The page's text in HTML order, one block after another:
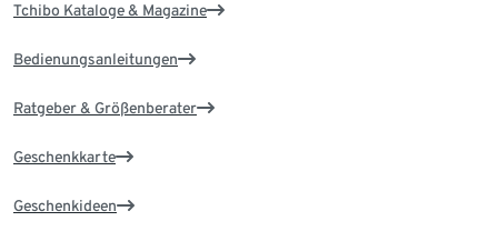
Tchibo Kataloge & Magazine
Bedienungsanleitungen
Ratgeber & Größenberater
Geschenkkarte
Geschenkideen